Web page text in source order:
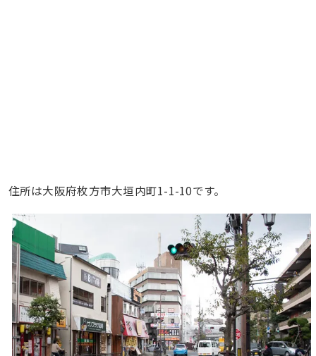
住所は大阪府枚方市大垣内町1-1-10です。